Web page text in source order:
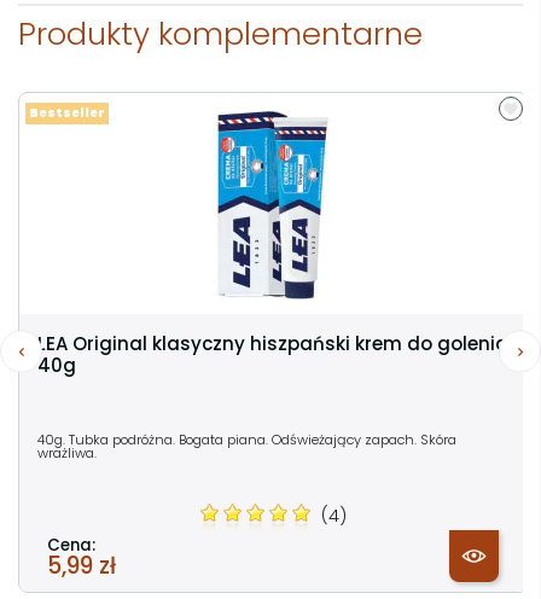
Produkty komplementarne
LEA Original klasyczny hiszpański krem do golenia
40g
40g. Tubka podróżna. Bogata piana. Odświeżający zapach. Skóra
wrażliwa.
(4)
Cena:
5,99 zł
Bestseller